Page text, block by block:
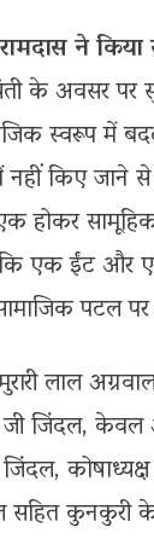
ने किया
के अवसर पर
स्वरूप में
किए जाने
होकर
एक ईंट और
पटल
लाल
जी जिंदल,
सहित